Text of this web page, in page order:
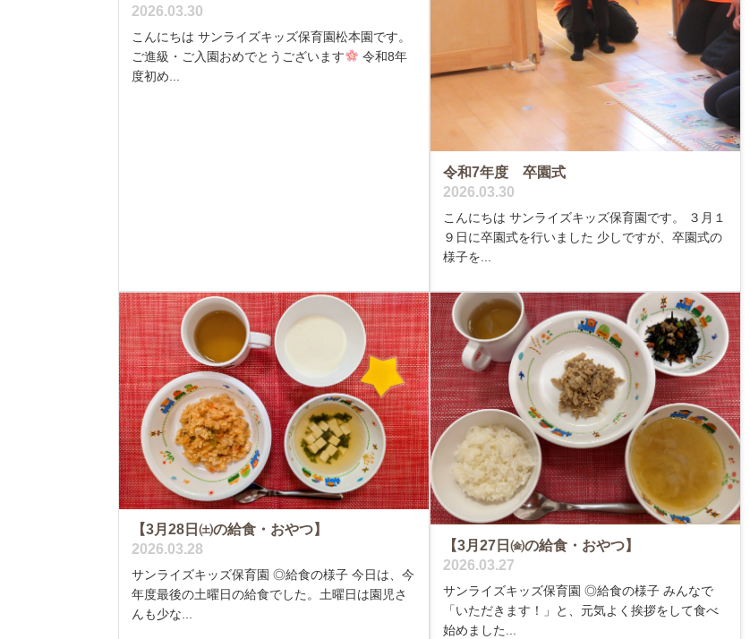
2026.03.30
こんにちは サンライズキッズ保育園松本園です。
ご進級・ご入園おめでとうございます
令和8年
度初め...
令和7年度 卒園式
2026.03.30
こんにちは サンライズキッズ保育園です。 ３月１
９日に卒園式を行いました 少しですが、卒園式の
様子を...
【3月28日㈯の給食・おやつ】
2026.03.28
サンライズキッズ保育園 ◎給食の様子 今日は、今
年度最後の土曜日の給食でした。土曜日は園児さ
んも少な...
【3月27日㈮の給食・おやつ】
2026.03.27
サンライズキッズ保育園 ◎給食の様子 みんなで
「いただきます！」と、元気よく挨拶をして食べ
始めました...